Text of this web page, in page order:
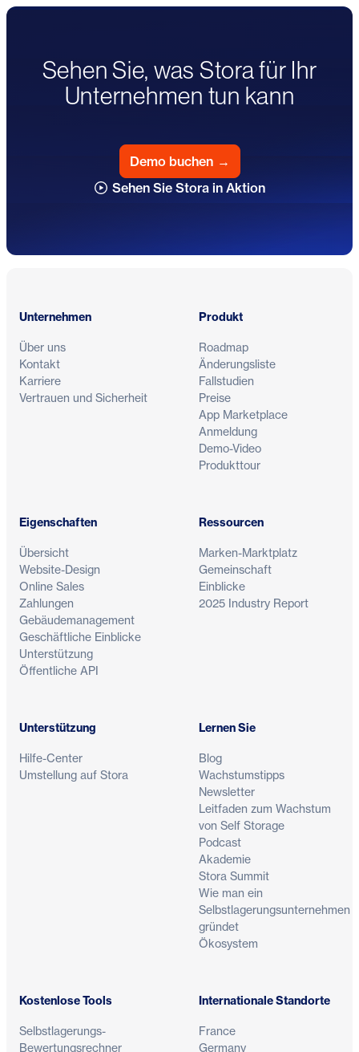
Sehen Sie, was Stora für Ihr
Unternehmen tun kann
Demo buchen →
Sehen Sie Stora in Aktion
Unternehmen
Über uns
Kontakt
Karriere
Vertrauen und Sicherheit
Produkt
Roadmap
Änderungsliste
Fallstudien
Preise
App Marketplace
Anmeldung
Demo-Video
Produkttour
Eigenschaften
Übersicht
Website-Design
Online Sales
Zahlungen
Gebäudemanagement
Geschäftliche Einblicke
Unterstützung
Öffentliche API
Ressourcen
Marken-Marktplatz
Gemeinschaft
Einblicke
2025 Industry Report
Unterstützung
Hilfe-Center
Umstellung auf Stora
Lernen Sie
Blog
Wachstumstipps
Newsletter
Leitfaden zum Wachstum
von Self Storage
Podcast
Akademie
Stora Summit
Wie man ein
Selbstlagerungsunternehmen
gründet
Ökosystem
Kostenlose Tools
Selbstlagerungs-
Bewertungsrechner
Internationale Standorte
France
Germany